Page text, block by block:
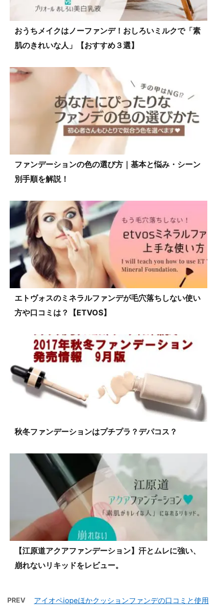
おうちメイクはノーファンデ！おしろいミルクで「素
肌のきれいな人」【おすすめ３選】
ファンデーションの色の選び方｜基本と悩み・シーン
別手順を解説！
エトヴォスのミネラルファンデが毛穴落ちしない使い
方や口コミは？【ETVOS】
秋冬ファンデーションはプチプラ？デパコス？
【江原道アクアファンデーション】汗とムレに強い、
崩れないリキッドをレビュー。
PREV
アイオペiopeほかクッションファンデの口コミと使用